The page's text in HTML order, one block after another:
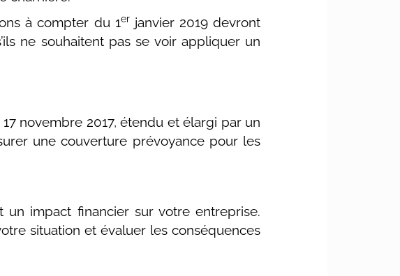
à compter du 1erjanvier 2019 devront
ne souhaitent pas se voir appliquer un
novembre 2017, étendu et élargi par un
une couverture prévoyance pour les
impact financier sur votre entreprise.
situation et évaluer les conséquences